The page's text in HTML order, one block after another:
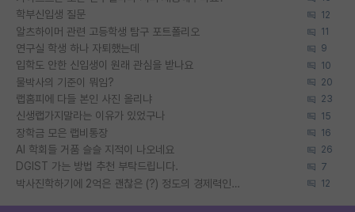
학부신입생 질문 12
알츠하이머 관련 고등학생 탐구 포트폴리오 11
연구실 학생 하나 자퇴했는데 9
입학도 안한 신입생이 원래 관심을 받나요 10
물박사의 기준이 뭐임? 20
랩홈피에 다들 본인 사진 올리냐 23
신생랩가지말라는 이유가 있었구나 15
장학금 모은 랩비통장 16
AI 학회들 거품 슬슬 지적이 나오네요 26
DGIST 가는 방법 추천 부탁드립니다. 7
박사진학하기에 2억은 괜찮은 (?) 정도의 경제력인가요 12